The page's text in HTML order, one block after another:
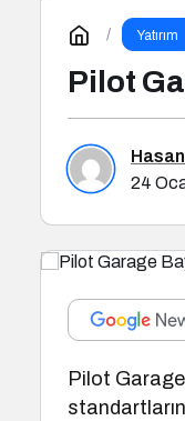
Yatırım
Pilot
24
Pilot